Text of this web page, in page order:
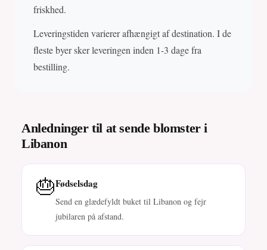
friskhed.
Leveringstiden varierer afhængigt af destination. I de
fleste byer sker leveringen inden 1-3 dage fra
bestilling.
Anledninger til at sende blomster i
Libanon
🎂Fødselsdag
Send en glædefyldt buket til Libanon og fejr
jubilaren på afstand.